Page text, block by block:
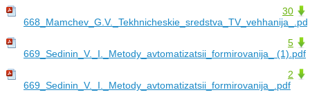
30
668_Mamchev_G.V._Tekhnicheskie_sredstva_TV_vehhanija_.pdf
5
669_Sedinin_V._I._Metody_avtomatizatsii_formirovanija_ (1).pdf
2
669_Sedinin_V._I._Metody_avtomatizatsii_formirovanija_.pdf